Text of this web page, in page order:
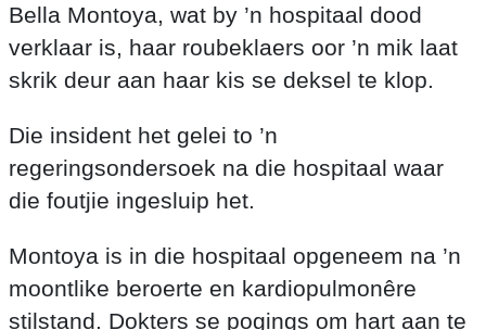
Bella Montoya, wat by ’n hospitaal dood
verklaar is, haar roubeklaers oor ’n mik laat
skrik deur aan haar kis se deksel te klop.
Die insident het gelei to ’n
regeringsondersoek na die hospitaal waar
die foutjie ingesluip het.
Montoya is in die hospitaal opgeneem na ’n
moontlike beroerte en kardiopulmonêre
stilstand. Dokters se pogings om hart aan te